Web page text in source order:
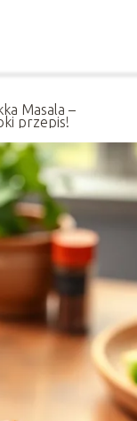
Masala –
przepis!